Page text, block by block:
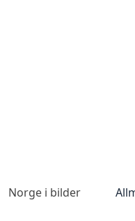
Norge i bilder